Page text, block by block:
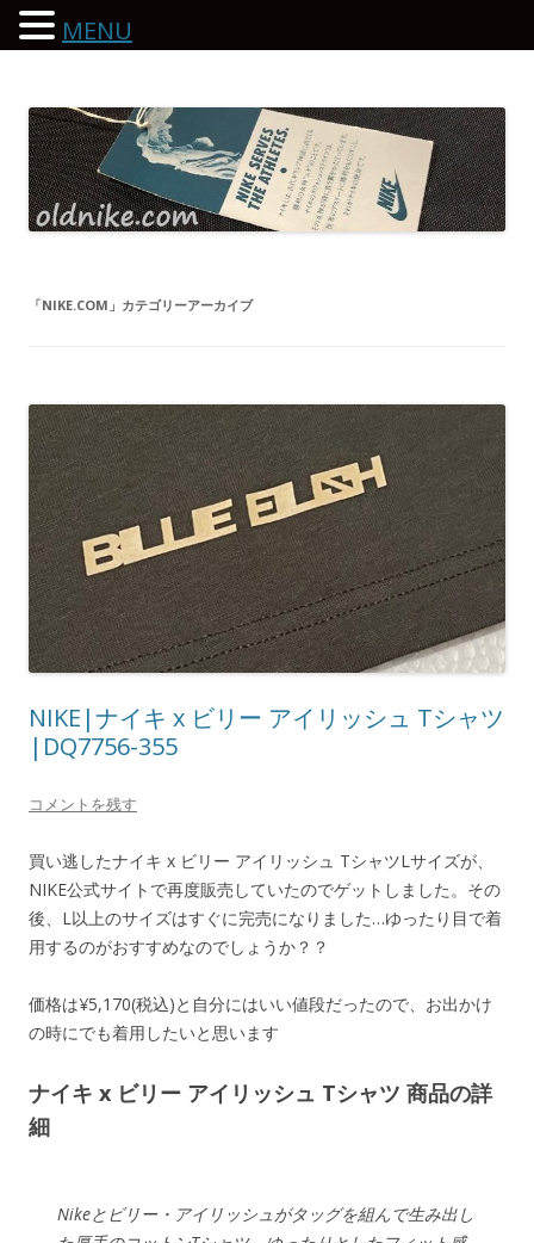
「NIKE.COM 」カテゴリーアーカイブ
NIKE|ナイキ x ビリー アイリッシュ Tシャツ
|DQ7756-355
コメントを残す
買い逃したナイキ x ビリー アイリッシュ TシャツLサイズが、
NIKE公式サイトで再度販売していたのでゲットしました。その
後、L以上のサイズはすぐに完売になりました…ゆったり目で着
用するのがおすすめなのでしょうか？？
価格は¥5,170(税込)と自分にはいい値段だったので、お出かけ
の時にでも着用したいと思います
ナイキ x ビリー アイリッシュ Tシャツ 商品の詳
細
Nikeとビリー・アイリッシュがタッグを組んで生み出し
MENU